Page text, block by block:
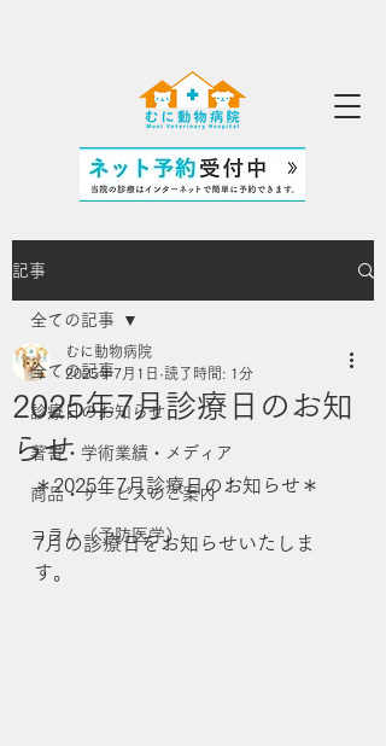
記事
全ての記事
診療日のお知らせ
著書・学術業績・メディア
商品・サービスのご案内
コラム（予防医学）
全ての記事
2025年7月診療日のお知
らせ
むに動物病院
2025年7月1日 読了時間: 1分
＊2025年7月診療日のお知らせ＊
7月の診療日をお知らせいたしま
す。